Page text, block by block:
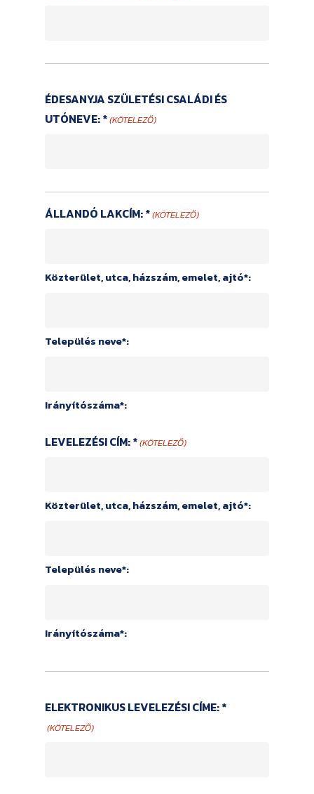
ÉDESANYJA SZÜLETÉSI CSALÁDI ÉS
UTÓNEVE: *(KÖTELEZŐ)
ÁLLANDÓ LAKCÍM: *(KÖTELEZŐ)
Közterület, utca, házszám, emelet, ajtó*:
Település neve*:
Irányítószáma*:
LEVELEZÉSI CÍM: *(KÖTELEZŐ)
Közterület, utca, házszám, emelet, ajtó*:
Település neve*:
Irányítószáma*:
ELEKTRONIKUS LEVELEZÉSI CÍME: *
(KÖTELEZŐ)